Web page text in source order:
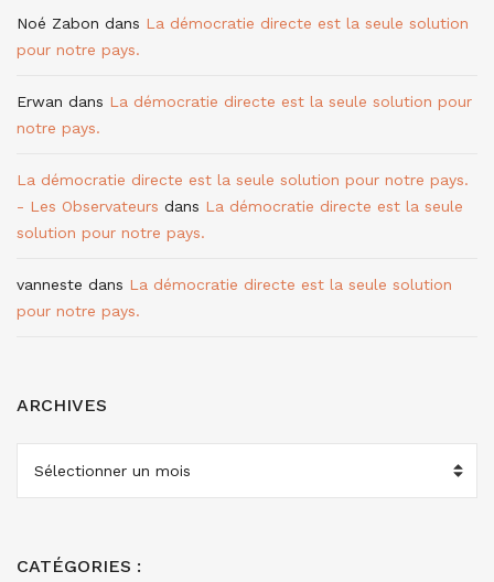
Noé Zabon dans La démocratie directe est la seule solution
pour notre pays.
Erwan dans La démocratie directe est la seule solution pour
notre pays.
La démocratie directe est la seule solution pour notre pays.
- Les Observateurs dans La démocratie directe est la seule
solution pour notre pays.
vanneste dans La démocratie directe est la seule solution
pour notre pays.
ARCHIVES
CATÉGORIES :